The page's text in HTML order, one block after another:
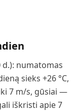
numatomas
sieks +26 °C,
7 m/s, gūsiai —
iškristi apie 7